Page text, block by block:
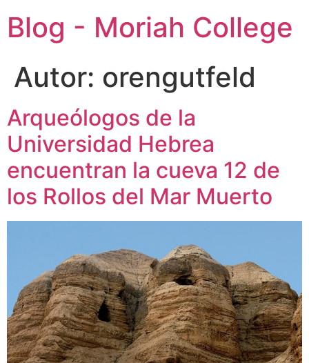
Blog - Moriah College
Autor: orengutfeld
Arqueólogos de la
Universidad Hebrea
encuentran la cueva 12 de
los Rollos del Mar Muerto